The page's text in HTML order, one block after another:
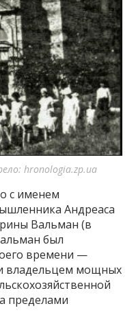
hronologia.zp.ua
с именем
Андреаса
Вальман (в
был
времени —
владельцем мощных
пределами